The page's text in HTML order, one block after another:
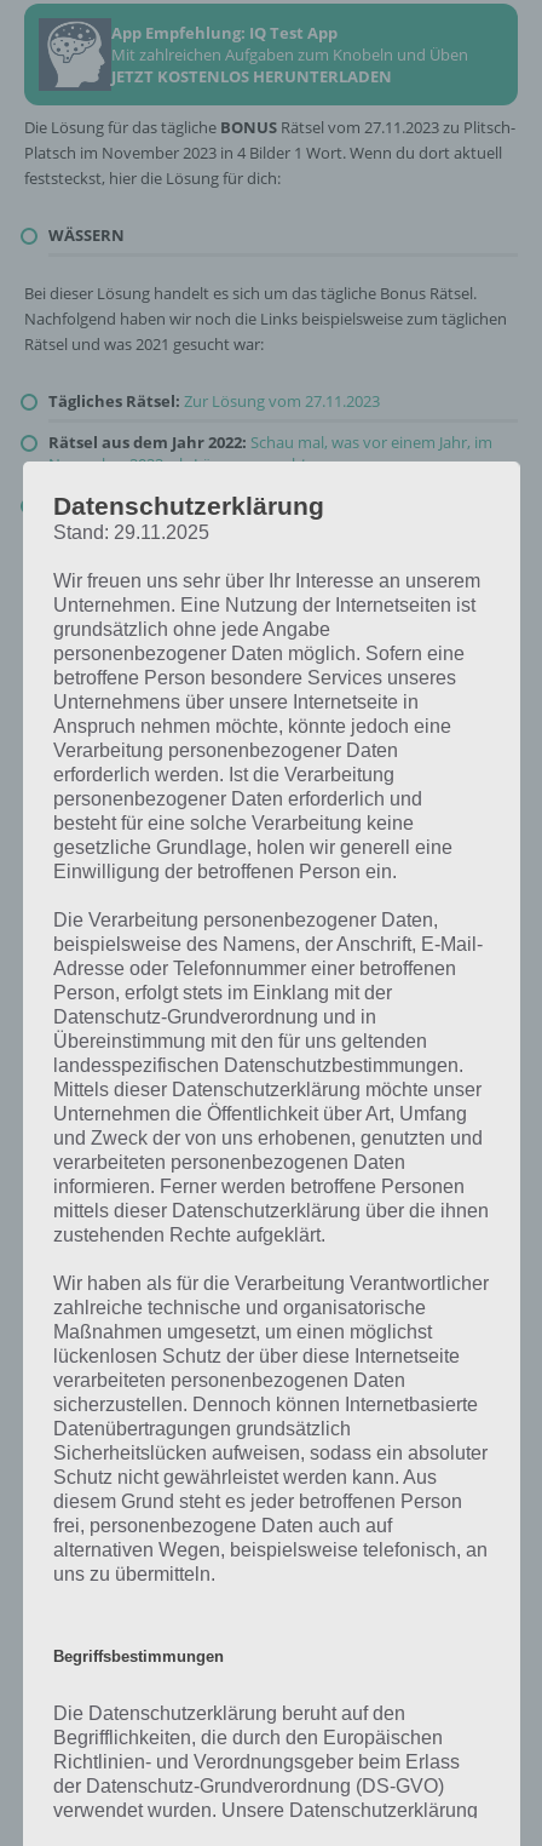
App Empfehlung: IQ Test App
Mit zahlreichen Aufgaben zum Knobeln und Üben
JETZT KOSTENLOS HERUNTERLADEN
Die Lösung für das tägliche BONUS Rätsel vom 27.11.2023 zu Plitsch-
Platsch im November 2023 in 4 Bilder 1 Wort. Wenn du dort aktuell
feststeckst, hier die Lösung für dich:
WÄSSERN
Bei dieser Lösung handelt es sich um das tägliche Bonus Rätsel.
Nachfolgend haben wir noch die Links beispielsweise zum täglichen
Rätsel und was 2021 gesucht war:
Tägliches Rätsel: Zur Lösung vom 27.11.2023
Rätsel aus dem Jahr 2022: Schau mal, was vor einem Jahr, im
November 2022, als Lösung gesucht war
Zur Übersicht :4 Bilder 1 Wort Lösungen zu Plitsch-Platsch im
November 2023
Kurze Begriffserklärung zur Lösung
Wässern
in 4 Bilder 1 Wort, doch welche Bedeutung hat dieses eigentlich und
was gibt es dazu zu wissen? Passt das Wort auch zu Plitsch-Platsch?
Zu bestimmten Lösungen präsentieren wir daher auch immer eine
kurze Begriffserklärung!
Zu Wässern haben wir zunächst keine weiteren Informationen parat!
Auf WhatsApp teilen Teilen auf Facebook
Mehr Artikel hier auf Touchportal
Datenschutzerklärung
Stand: 29.11.2025
Wir freuen uns sehr über Ihr Interesse an unserem
Unternehmen. Eine Nutzung der Internetseiten ist
grundsätzlich ohne jede Angabe
personenbezogener Daten möglich. Sofern eine
betroffene Person besondere Services unseres
Unternehmens über unsere Internetseite in
Anspruch nehmen möchte, könnte jedoch eine
Verarbeitung personenbezogener Daten
erforderlich werden. Ist die Verarbeitung
personenbezogener Daten erforderlich und
besteht für eine solche Verarbeitung keine
gesetzliche Grundlage, holen wir generell eine
Einwilligung der betroffenen Person ein.
Die Verarbeitung personenbezogener Daten,
beispielsweise des Namens, der Anschrift, E-Mail-
Adresse oder Telefonnummer einer betroffenen
Person, erfolgt stets im Einklang mit der
Datenschutz-Grundverordnung und in
Übereinstimmung mit den für uns geltenden
landesspezifischen Datenschutzbestimmungen.
Mittels dieser Datenschutzerklärung möchte unser
Unternehmen die Öffentlichkeit über Art, Umfang
und Zweck der von uns erhobenen, genutzten und
verarbeiteten personenbezogenen Daten
informieren. Ferner werden betroffene Personen
mittels dieser Datenschutzerklärung über die ihnen
zustehenden Rechte aufgeklärt.
Wir haben als für die Verarbeitung Verantwortlicher
zahlreiche technische und organisatorische
Maßnahmen umgesetzt, um einen möglichst
lückenlosen Schutz der über diese Internetseite
verarbeiteten personenbezogenen Daten
sicherzustellen. Dennoch können Internetbasierte
Datenübertragungen grundsätzlich
Sicherheitslücken aufweisen, sodass ein absoluter
Schutz nicht gewährleistet werden kann. Aus
diesem Grund steht es jeder betroffenen Person
frei, personenbezogene Daten auch auf
alternativen Wegen, beispielsweise telefonisch, an
uns zu übermitteln.
Begriffsbestimmungen
Die Datenschutzerklärung beruht auf den
Begrifflichkeiten, die durch den Europäischen
Richtlinien- und Verordnungsgeber beim Erlass
der Datenschutz-Grundverordnung (DS-GVO)
verwendet wurden. Unsere Datenschutzerklärung